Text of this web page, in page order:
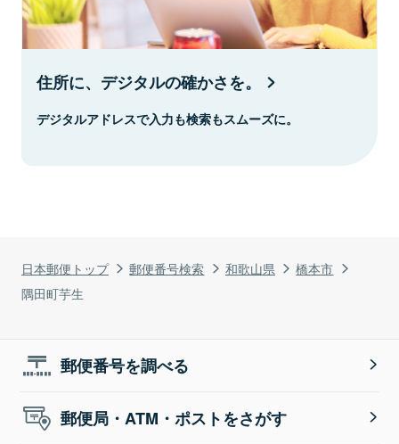
日本郵便トップ 郵便番号検索 和歌山県
橋本市
隅田町芋生
住所に、デジタルの確かさを。
デジタルアドレスで入力も検索もスムーズに。
郵便番号を調べる
郵便局・ATM・ポストをさがす